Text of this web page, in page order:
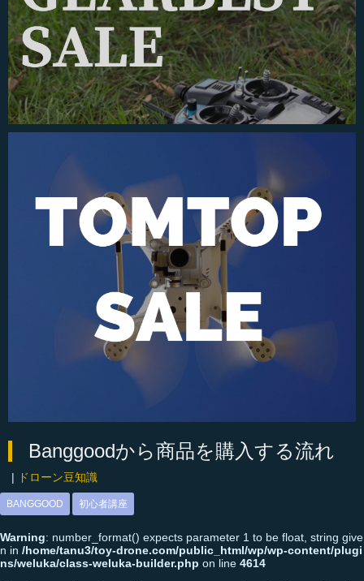
Banggoodから商品を購入する流れ
ドローン豆知識
BANGGOOD 初心者講座
Warning: number_format() expects parameter 1 to be float, string give
n in /home/tanu3/toy-drone.com/public_html/wp/wp-content/plugi
ns/weluka/class-weluka-builder.php on line 4614